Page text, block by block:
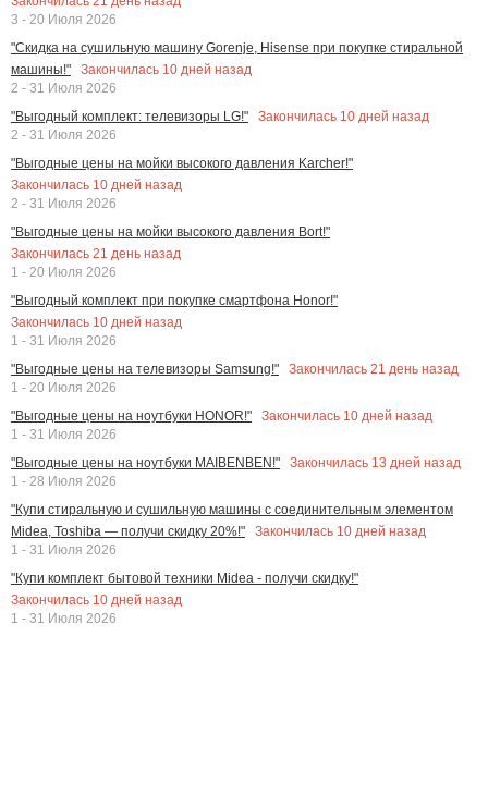
3 - 20 Июля 2026
"Скидка на сушильную машину Gorenje, Hisense при покупке стиральной
машины!"
Закончилась 10 дней назад
2 - 31 Июля 2026
"Выгодный комплект: телевизоры LG!"
Закончилась 10 дней назад
2 - 31 Июля 2026
"Выгодные цены на мойки высокого давления Karcher!"
Закончилась 10 дней назад
2 - 31 Июля 2026
"Выгодные цены на мойки высокого давления Bort!"
Закончилась 21 день назад
1 - 20 Июля 2026
"Выгодный комплект при покупке смартфона Honor!"
Закончилась 10 дней назад
1 - 31 Июля 2026
"Выгодные цены на телевизоры Samsung!"
Закончилась 21 день назад
1 - 20 Июля 2026
"Выгодные цены на ноутбуки HONOR!"
Закончилась 10 дней назад
1 - 31 Июля 2026
"Выгодные цены на ноутбуки MAIBENBEN!"
Закончилась 13 дней назад
1 - 28 Июля 2026
"Купи стиральную и сушильную машины с соединительным элементом
Midea, Toshiba — получи скидку 20%!"
Закончилась 10 дней назад
1 - 31 Июля 2026
"Купи комплект бытовой техники Midea - получи скидку!"
Закончилась 10 дней назад
1 - 31 Июля 2026